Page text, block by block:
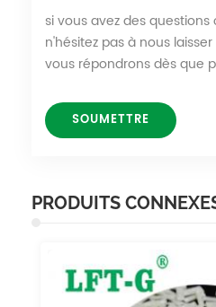
si vous avez des questions
n'hésitez pas à nous
vous répondrons dès que
PRODUITS